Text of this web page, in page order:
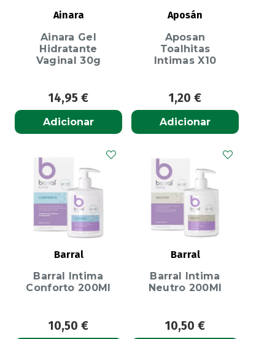
Ainara
Ainara Gel
Hidratante
Vaginal 30g
14,95 €
Adicionar
Aposán
Aposan
Toalhitas
Intimas X10
1,20 €
Adicionar
Barral
Barral Intima
Conforto 200Ml
10,50 €
Barral
Barral Intima
Neutro 200Ml
10,50 €